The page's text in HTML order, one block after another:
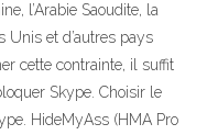
l’Arabie Saoudite, la
Unis et d’autres pays
cette contrainte, il suffit
Skype. Choisir le
HideMyAss (HMA Pro